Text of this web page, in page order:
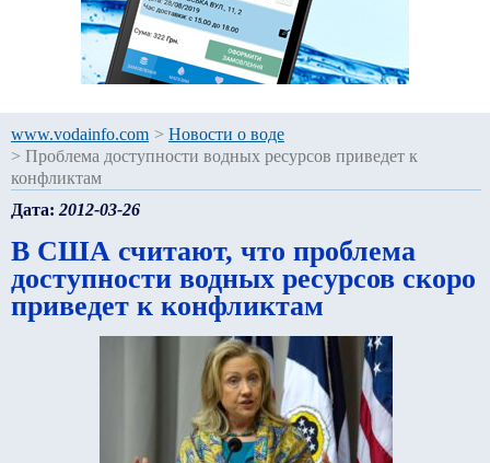
www.vodainfo.com > Новости о воде
> Проблема доступности водных ресурсов приведет к
конфликтам
Дата: 2012-03-26
В США считают, что проблема
доступности водных ресурсов скоро
приведет к конфликтам